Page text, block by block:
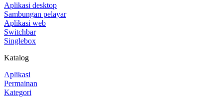
Aplikasi desktop
Sambungan pelayar
Aplikasi web
Switchbar
Singlebox
Katalog
Aplikasi
Permainan
Kategori